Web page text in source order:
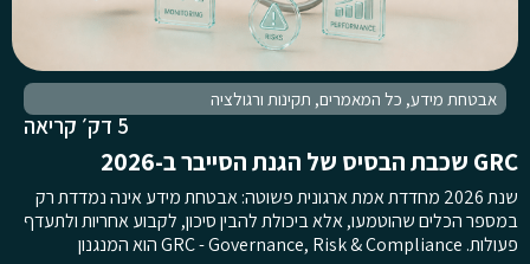
אבטחת מידע, כל המאמרים, תקינות ורגולציה
5 דק׳ קריאה
GRC שכבת הבסיס של הגנת הסייבר ב-2026
שנת 2026 מחדדת אמת ארגונית פשוטה: אבטחת מידע אינה נמדדת רק
במספר הכלים שהוטמעו, אלא ביכולת להבין סיכון, לקבוע אחריות ולתעדף
פעולות. GRC - Governance, Risk & Compliance הוא המנגנון